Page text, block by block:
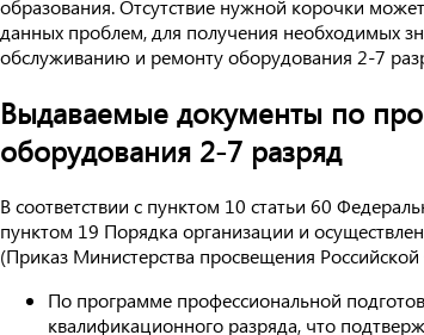
образования. Отсутствие нужной корочки
данных проблем, для получения необходимых
обслуживанию и ремонту оборудования 2-7
Выдаваемые документы по
оборудования 2-7 разряд
В соответствии с пунктом 10 статьи 60
пунктом 19 Порядка организации и
(Приказ Министерства просвещения
По программе профессиональной
квалификационного разряда, что